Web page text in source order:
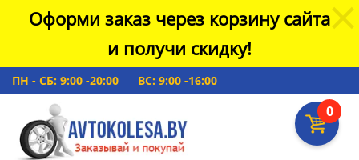
Оформи заказ через корзину сайта
и получи скидку!
ПН - СБ: 9:00 -20:00 ВС: 9:00 -16:00
0